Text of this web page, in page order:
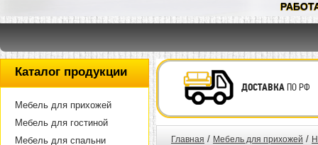
Каталог продукции
Мебель для прихожей
Мебель для гостиной
Мебель для спальни
ДОСТАВКАПО РФ
Главная / Мебель для прихожей /